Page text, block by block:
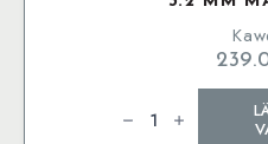
SKYLINE
SPORT